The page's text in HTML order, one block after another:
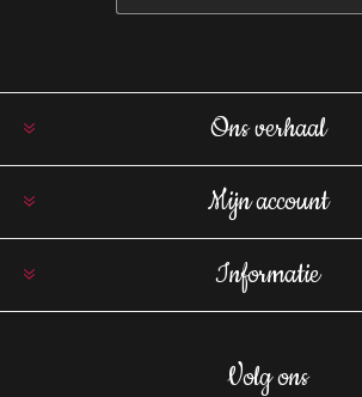
Ons verhaal
Mijn account
Informatie
Volg ons